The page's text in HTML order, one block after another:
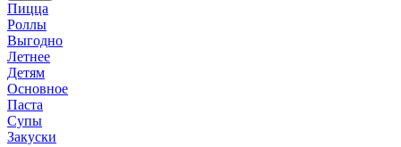
Пицца
Роллы
Выгодно
Летнее
Детям
Основное
Паста
Супы
Закуски